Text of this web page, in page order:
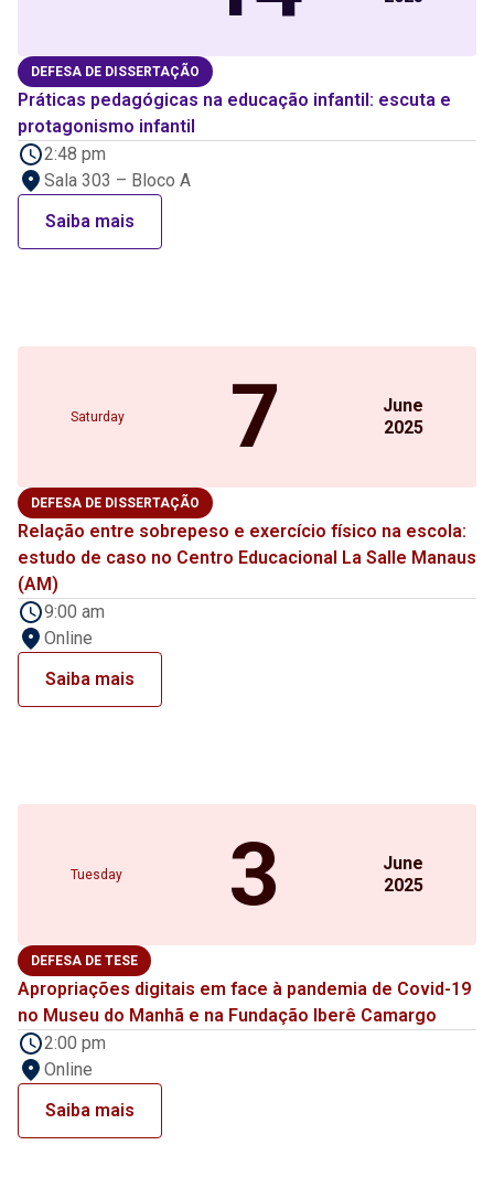
DEFESA DE DISSERTAÇÃO
Práticas pedagógicas na educação infantil: escuta e
protagonismo infantil
2:48 pm
Sala 303 – Bloco A
Saiba mais
Saturday 7
June
2025
DEFESA DE DISSERTAÇÃO
Relação entre sobrepeso e exercício físico na escola:
estudo de caso no Centro Educacional La Salle Manaus
(AM)
9:00 am
Online
Saiba mais
Tuesday 3
June
2025
DEFESA DE TESE
Apropriações digitais em face à pandemia de Covid-19
no Museu do Manhã e na Fundação Iberê Camargo
2:00 pm
Online
Saiba mais